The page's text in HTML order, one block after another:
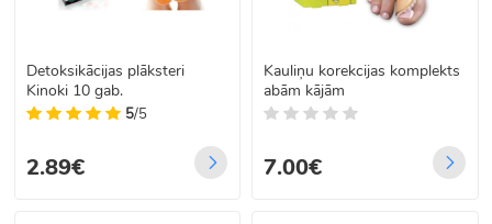
Detoksikācijas plāksteri
Kinoki 10 gab.
5/5
2.89€
Kauliņu korekcijas komplekts
abām kājām
7.00€